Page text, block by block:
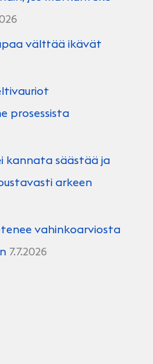
välttää ikävät
prosessista
kannata säästää ja
arkeen
vahinkoarviosta
7.7.2026